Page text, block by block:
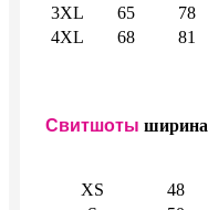
3XL
65
78
4XL
68 81
Свитшоты ширина
XS 48